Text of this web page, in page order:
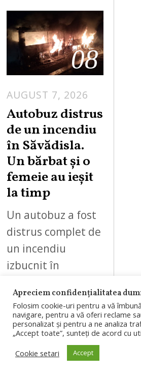
08
AUGUST 7, 2026
Autobuz distrus
de un incendiu
în Săvădisla.
Un bărbat și o
femeie au ieșit
la timp
Un autobuz a fost
distrus complet de
un incendiu
izbucnit în
bărbat și o femeie
au reușit să se
autoevacueze…
Apreciem confidențialitatea
Folosim cookie-uri pentru a vă
navigare, pentru a vă oferi reclame
personalizat și pentru a ne analiza
„Accept toate”, sunteți de acord cu
Cookie setari
Accept